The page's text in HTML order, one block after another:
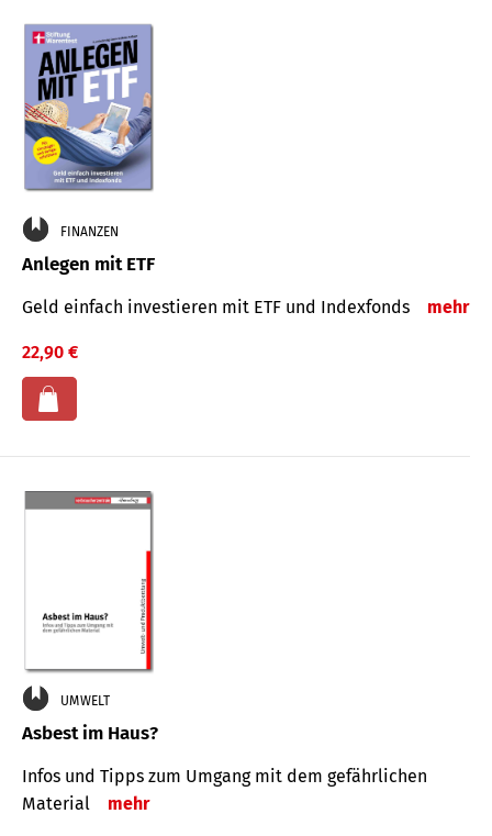
FINANZEN
Anlegen mit ETF
Geld einfach investieren mit ETF und Indexfonds mehr
22,90 €
UMWELT
Asbest im Haus?
Infos und Tipps zum Um­gang mit dem ge­fähr­lichen
Mate­rial
mehr